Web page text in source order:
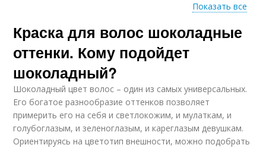
Холодный шоколад Пепельный шоколад
Показать все
Краска для волос шоколадные
оттенки. Кому подойдет
шоколадный?
Шоколадный цвет волос – один из самых универсальных.
Его богатое разнообразие оттенков позволяет
примерить его на себя и светлокожим, и мулаткам, и
голубоглазым, и зеленоглазым, и кареглазым девушкам.
Ориентируясь на цветотип внешности, можно подобрать